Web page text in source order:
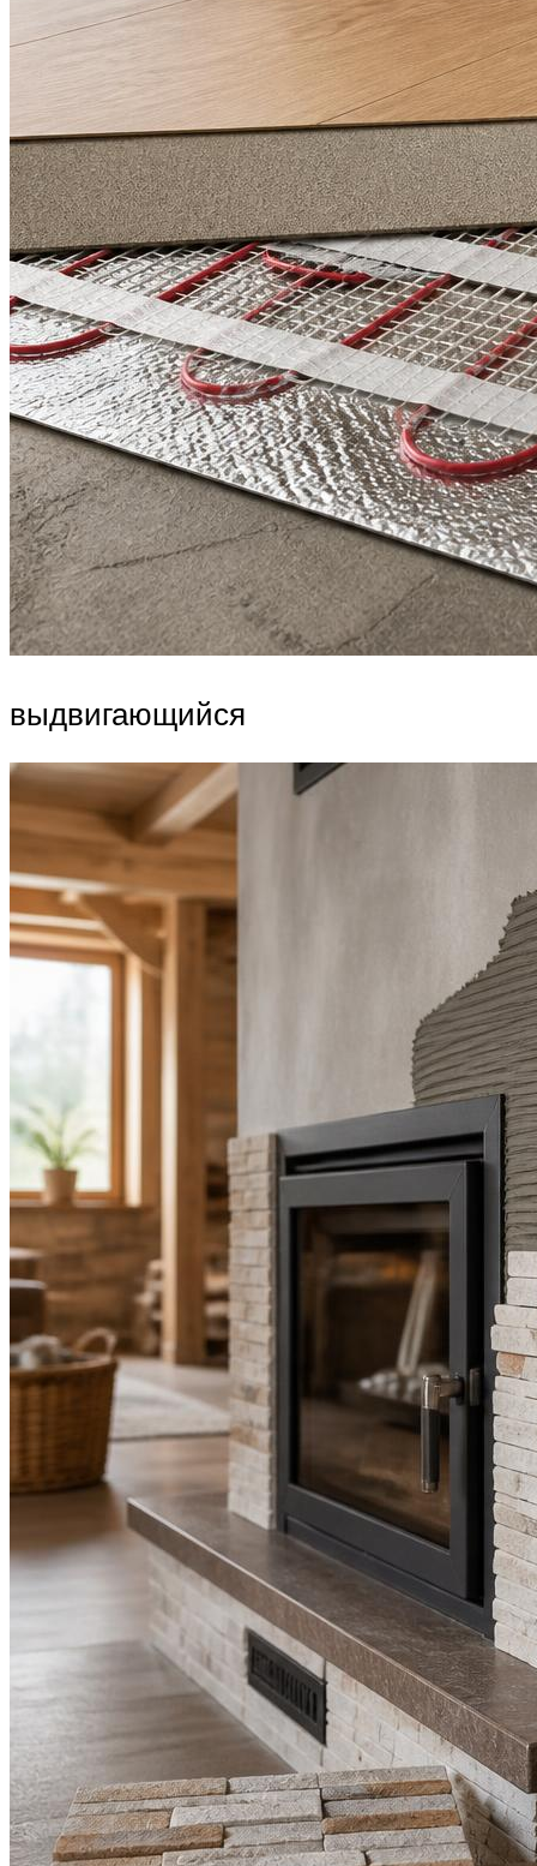
выдвигающийся